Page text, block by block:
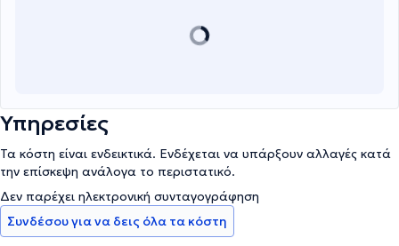
Υπηρεσίες
Τα κόστη είναι ενδεικτικά. Ενδέχεται να υπάρξουν αλλαγές κατά
την επίσκεψη ανάλογα το περιστατικό.
Δεν παρέχει ηλεκτρονική συνταγογράφηση
Συνδέσου για να δεις όλα τα κόστη